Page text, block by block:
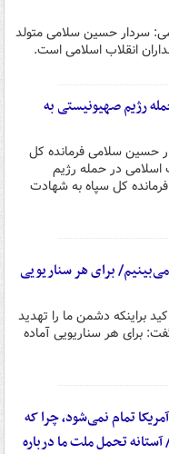
سردار حسین سلامی متولد
رژیم صهیونیستی به
حسین سلامی فرمانده کل
اسلامی در حمله رژیم
کل سپاه به شهادت
برای هر سناریویی
براینکه دشمن ما را تهدید
برای هر سناریویی آماده
تمام نمی‌شود، چرا که
تحمل ملت ما درباره